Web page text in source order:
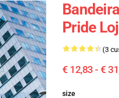
Pride
(3
€ 12,83 - €
size